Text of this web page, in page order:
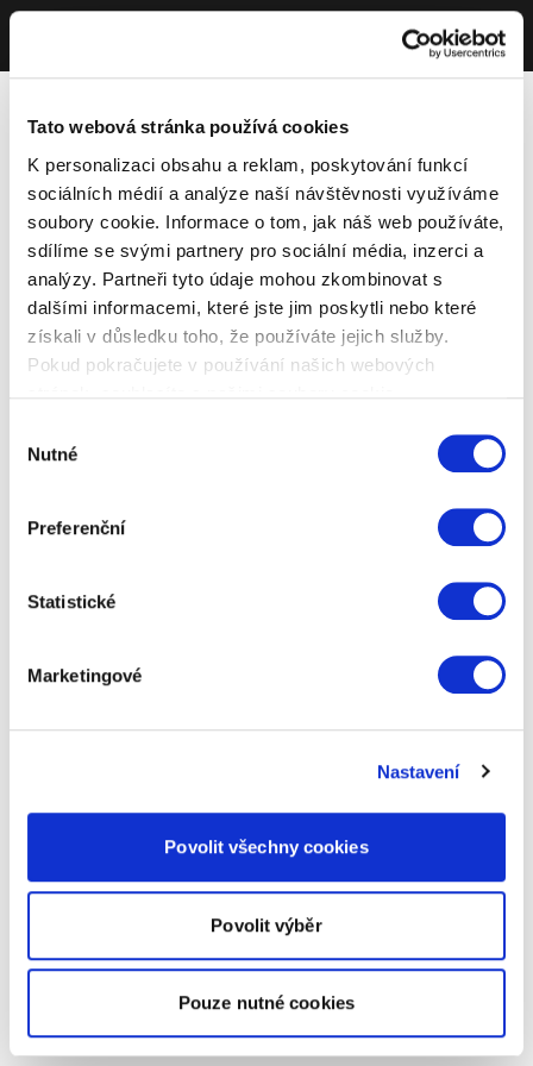
Tato webová stránka používá cookies
K personalizaci obsahu a reklam, poskytování funkcí
sociálních médií a analýze naší návštěvnosti využíváme
soubory cookie. Informace o tom, jak náš web používáte,
sdílíme se svými partnery pro sociální média, inzerci a
analýzy. Partneři tyto údaje mohou zkombinovat s
dalšími informacemi, které jste jim poskytli nebo které
získali v důsledku toho, že používáte jejich služby.
Pokud pokračujete v používání našich webových
souhlasu
Nutné
Preferenční
Statistické
Marketingové
Nastavení
Povolit všechny cookies
Povolit výběr
Pouze nutné cookies